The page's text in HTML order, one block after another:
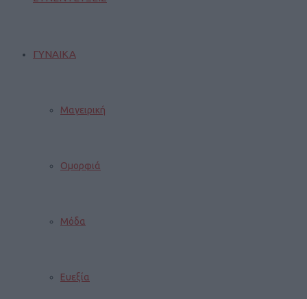
ΓΥΝΑΙΚΑ
Μαγειρική
Ομορφιά
Μόδα
Ευεξία